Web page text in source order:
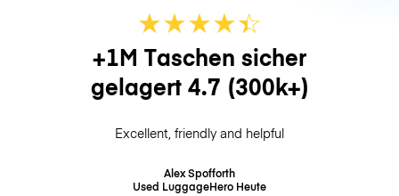
★★★★☆
★
+1M Taschen sicher
gelagert 4.7 (300k+)
Excellent, friendly and helpful
Alex Spofforth
Used LuggageHero Heute